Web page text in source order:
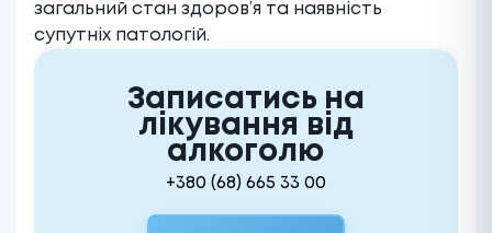
загальний стан здоров’я та наявність
супутніх патологій.
Записатись на
лікування від
алкоголю
+380 (68) 665 33 00